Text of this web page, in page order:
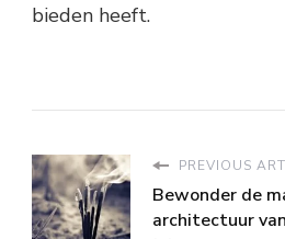
bieden heeft.
PREVIOUS
Bewonder de
architectuur